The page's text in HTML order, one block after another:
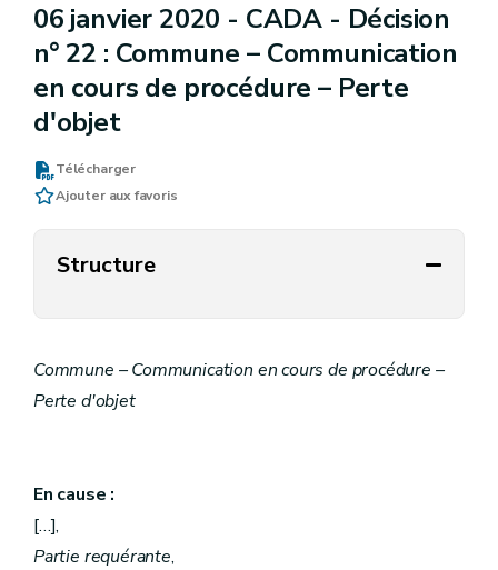
06 janvier 2020 - CADA - Décision
n° 22 : Commune – Communication
en cours de procédure – Perte
d'objet
Télécharger
Ajouter aux favoris
Structure
Commune – Communication en cours de procédure –
Perte d'objet
En cause :
[…],
Partie requérante,